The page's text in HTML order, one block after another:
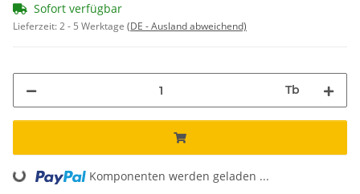
Sofort verfügbar
Lieferzeit:2 - 5 Werktage (DE - Ausland abweichend)
Tb
Loading... Komponenten werden geladen ...